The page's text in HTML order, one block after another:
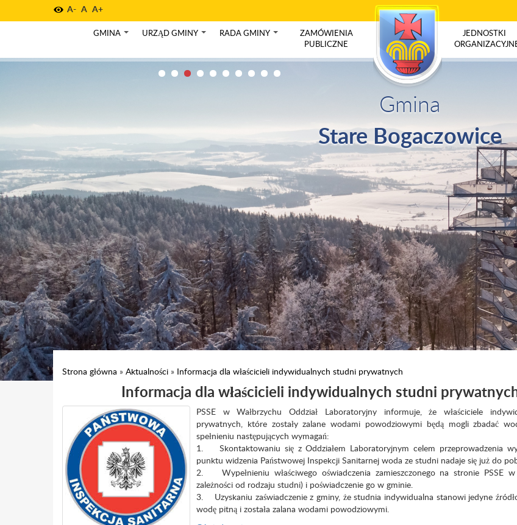
A- A A+
GMINA URZĄD GMINY RADA GMINY
ZAMÓWIENIA
PUBLICZNE
JEDNOSTKI
Gmina
Stare Bogaczowice
Strona główna » Aktualności » Informacja dla właścicieli indywidualnych studni prywatnych
Informacja dla właścicieli indywidualnych studni
PSSE w Wałbrzychu Oddział Laboratoryjny informuje, że właściciele
prywatnych, które zostały zalane wodami powodziowymi będą mogli zbadać
spełnieniu następujących wymagań:
1. Skontaktowaniu się z Oddziałem Laboratoryjnym celem
punktu widzenia Państwowej Inspekcji Sanitarnej woda ze studni nadaje się już do
2. Wypełnieniu właściwego oświadczenia zamieszczonego na stronie PSSE
zależności od rodzaju studni) i poświadczenie go w gminie.
3. Uzyskaniu zaświadczenie z gminy, że studnia indywidualna stanowi jedyne
wodę pitną i została zalana wodami powodziowymi.